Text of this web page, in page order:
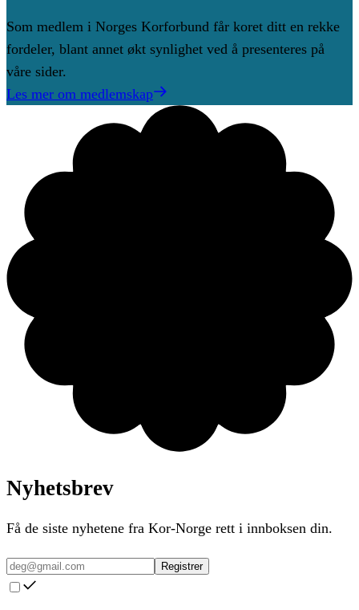
Som medlem i Norges Korforbund får koret ditt en rekke
fordeler, blant annet økt synlighet ved å presenteres på
våre sider.
Les mer om medlemskap
Nyhetsbrev
Få de siste nyhetene fra Kor-Norge rett i innboksen din.
Registrer